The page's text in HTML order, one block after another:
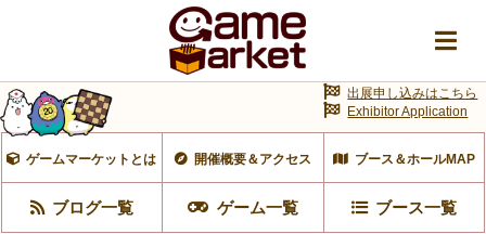
ゲームマーケットとは 開催概要＆アクセス ブース＆ホールMAP
ブログ一覧 ゲーム一覧 ブース一覧
出展申し込みはこちら
Exhibitor Application